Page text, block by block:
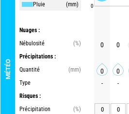
MÉTÉO
Pluie (mm)
Nuages :
Nébulosité
(%)
Précipitations :
Quantité
(mm)
Type
Risques :
Précipitation
(%)
0
0 0
0 0
- -
0 0